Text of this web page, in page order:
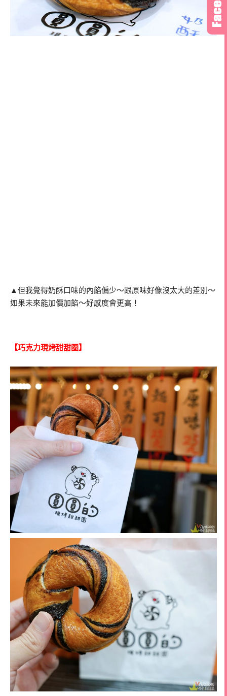
▲但我覺得奶酥口味的內餡偏少～跟原味好像沒太大的差別～
如果未來能加價加餡～好感度會更高！
【巧克力現烤甜甜圈】